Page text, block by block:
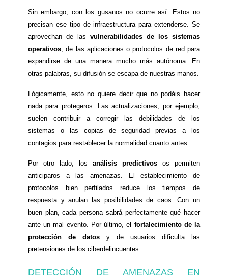
Sin embargo, con los gusanos no ocurre así. Estos no
precisan ese tipo de infraestructura para extenderse. Se
aprovechan de las vulnerabilidades de los sistemas
operativos, de las aplicaciones o protocolos de red para
expandirse de una manera mucho más autónoma. En
otras palabras, su difusión se escapa de nuestras manos.
Lógicamente, esto no quiere decir que no podáis hacer
nada para protegeros. Las actualizaciones, por ejemplo,
suelen contribuir a corregir las debilidades de los
sistemas o las copias de seguridad previas a los
contagios para restablecer la normalidad cuanto antes.
Por otro lado, los análisis predictivos os permiten
anticiparos a las amenazas. El establecimiento de
protocolos bien perfilados reduce los tiempos de
respuesta y anulan las posibilidades de caos. Con un
buen plan, cada persona sabrá perfectamente qué hacer
ante un mal evento. Por último, el fortalecimiento de la
protección de datos y de usuarios dificulta las
pretensiones de los ciberdelincuentes.
DETECCIÓN DE AMENAZAS EN